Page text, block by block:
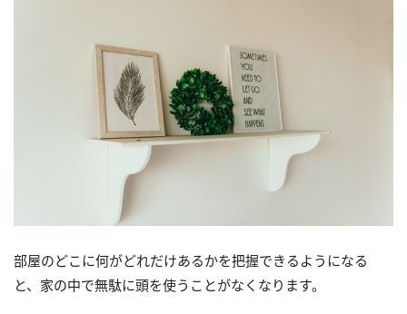
部屋のどこに何がどれだけあるかを把握できるようになる
と、家の中で無駄に頭を使うことがなくなります。